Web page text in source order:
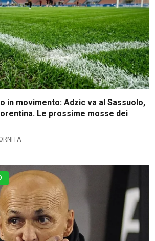
in movimento: Adzic va al Sassuolo,
Le prossime mosse dei
FA